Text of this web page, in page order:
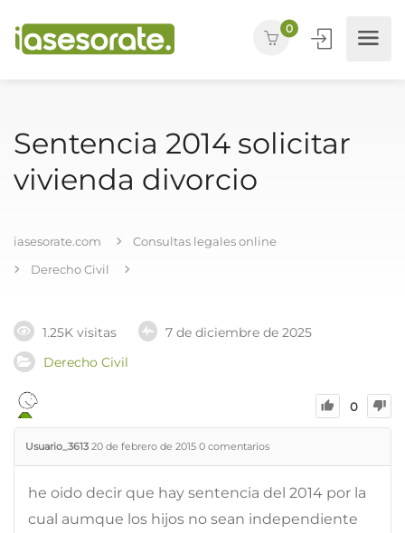
0
Sentencia 2014 solicitar
vivienda divorcio
iasesorate.com
Consultas legales online
Derecho Civil
1.25K visitas
7 de diciembre de 2025
Derecho Civil
0
Usuario_3613 20 de febrero de 2015 0 comentarios
he oido decir que hay sentencia del 2014 por la
cual aumque los hijos no sean independiente